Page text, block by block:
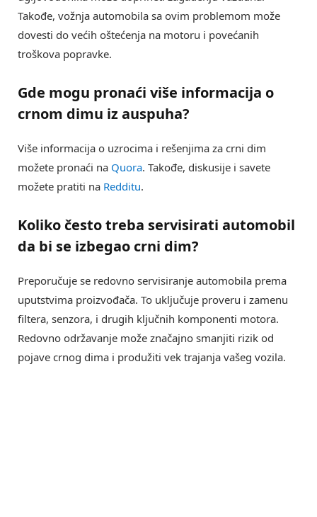
Takođe, vožnja automobila sa ovim problemom može
dovesti do većih oštećenja na motoru i povećanih
troškova popravke.
Gde mogu pronaći više informacija o
crnom dimu iz auspuha?
Više informacija o uzrocima i rešenjima za crni dim
možete pronaći na Quora. Takođe, diskusije i savete
možete pratiti na Redditu.
Koliko često treba servisirati automobil
da bi se izbegao crni dim?
Preporučuje se redovno servisiranje automobila prema
uputstvima proizvođača. To uključuje proveru i zamenu
filtera, senzora, i drugih ključnih komponenti motora.
Redovno održavanje može značajno smanjiti rizik od
pojave crnog dima i produžiti vek trajanja vašeg vozila.